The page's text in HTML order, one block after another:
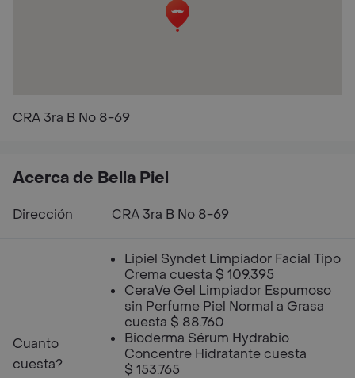
CRA 3ra B No 8-69
Acerca de Bella Piel
Dirección CRA 3ra B No 8-69
Cuanto
cuesta?
Lipiel Syndet Limpiador Facial Tipo
Crema cuesta $ 109.395
CeraVe Gel Limpiador Espumoso
sin Perfume Piel Normal a Grasa
cuesta $ 88.760
Bioderma Sérum Hydrabio
Concentre Hidratante cuesta
$ 153.765